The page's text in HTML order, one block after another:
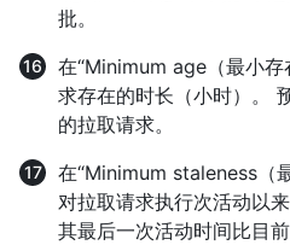
批。
在“Minimum age（最小
求存在的时长（小时）。
的拉取请求。
在“Minimum staleness（
对拉取请求执行次活动以
其最后一次活动时间比目